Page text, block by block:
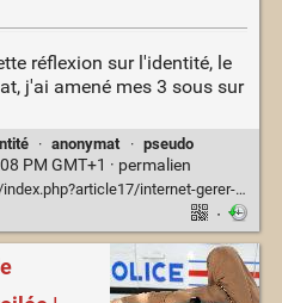
réflexion sur l'identité, le
j'ai amené mes 3 sous sur
· anonymat · pseudo
PM GMT+1 · permalien
gerer-son-identite-son-pseudonymat-et-son-anonymat
·